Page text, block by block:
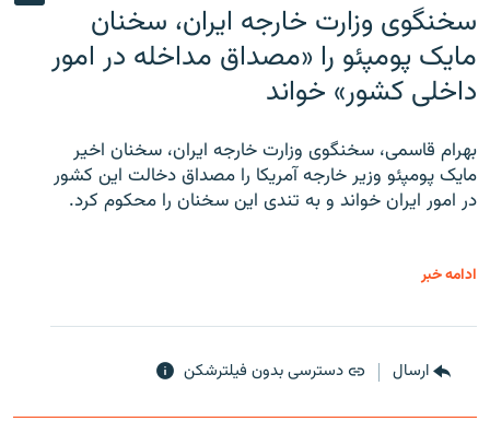
سخنگوی وزارت خارجه ایران، سخنان
مایک پومپئو را «مصداق مداخله در امور
داخلی کشور» خواند
بهرام قاسمی، سخنگوی وزارت خارجه ایران، سخنان اخیر
مایک پومپئو وزیر خارجه آمریکا را مصداق دخالت این کشور
در امور ایران خواند و به تندی این سخنان را محکوم کرد.
ادامه خبر
ارسال دسترسی بدون فیلترشکن